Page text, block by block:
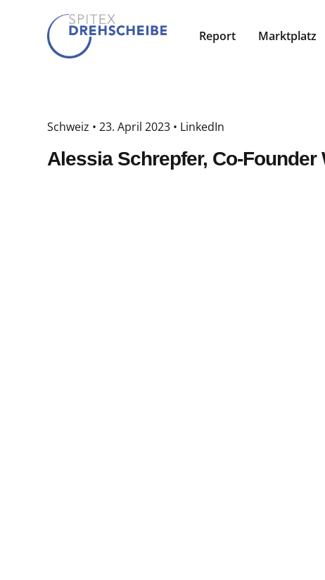
Report Marktplatz
Schweiz • 23. April 2023 • LinkedIn
Alessia Schrepfer, Co-Founder